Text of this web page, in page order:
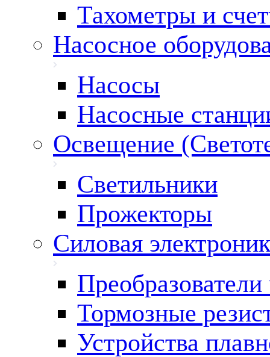
Тахометры и
Насосное
Насосы
Насосные
Освещение
Светильники
Прожекторы
Силовая
Преобразователи
Тормозные
Устройства